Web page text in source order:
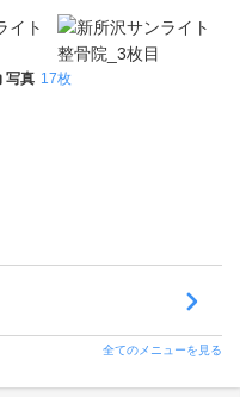
写真 17枚
全てのメニューを見る